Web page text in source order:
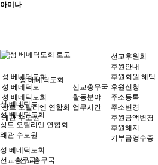
아미나
성 베네딕도회
성 베네딕도
성 베네딕도회
상트 오틸리엔 연합회
왜관 수도원
선교총무국
성 베네딕도회
성 베네딕도
성 베네딕도회
상트 오틸리엔 연합회
왜관 수도원
선교총무국
활동분야
업무시간
선교후원회
후원안내
후원회원 혜택
후원신청
주소등록
주소변경
후원금액변경
후원해지
기부금영수증
성 베네딕도회
선교총무국